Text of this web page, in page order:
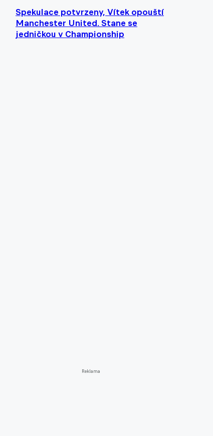
Spekulace potvrzeny, Vítek opouští
Manchester United. Stane se
jedničkou v Championship
Reklama